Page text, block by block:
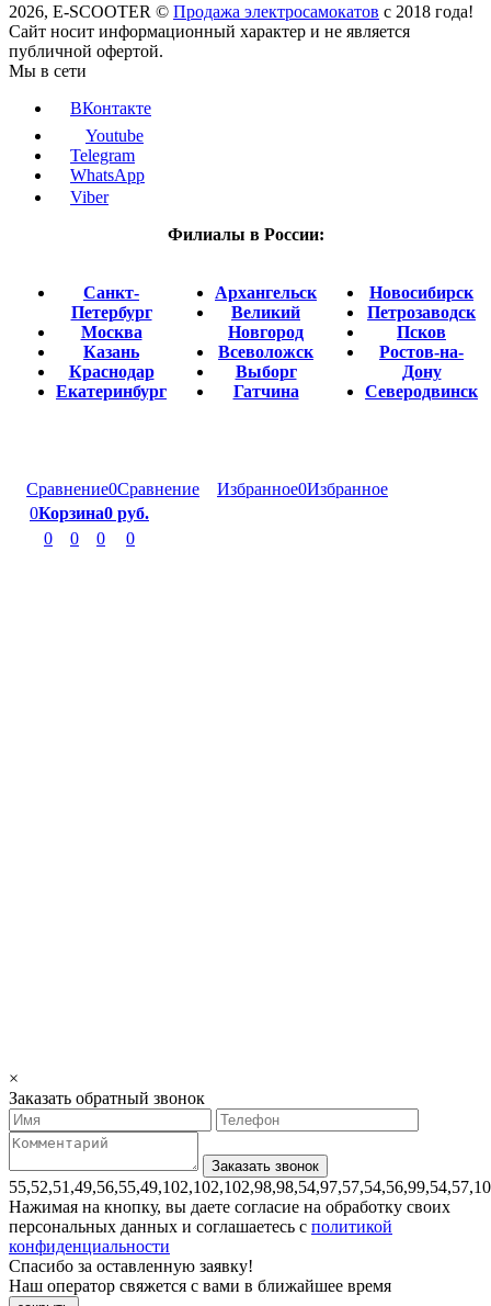
2026, E-SCOOTER © Продажа электросамокатов с 2018 года!
Сайт носит информационный характер и не является
публичной офертой.
Мы в сети
ВКонтакте
Youtube
Telegram
WhatsApp
Viber
Филиалы в России:
Санкт-
Петербург
Москва
Казань
Краснодар
Екатеринбург
Архангельск
Великий
Новгород
Всеволожск
Выборг
Гатчина
Новосибирск
Петрозаводск
Псков
Ростов-на-
Дону
Северодвинск
Сравнение0Сравнение Избранное0Избранное
0Корзина0 руб.
0
0 0 0
×
Заказать обратный звонок
Нажимая на кнопку, вы даете согласие на обработку своих
персональных данных и соглашаетесь с политикой
конфиденциальности
Спасибо за оставленную заявку!
Наш оператор свяжется с вами в ближайшее время